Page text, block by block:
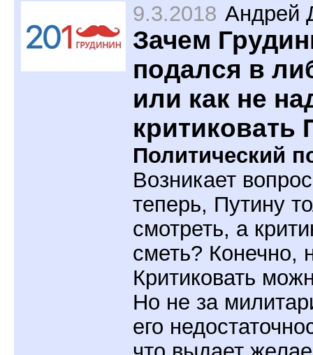
9.3.2018 Андрей
Зачем
подался в
или как не
критиковать
Политический
Возникает
теперь, Путину
смотреть, а
сметь? Конечно,
Критиковать
Но не за
его